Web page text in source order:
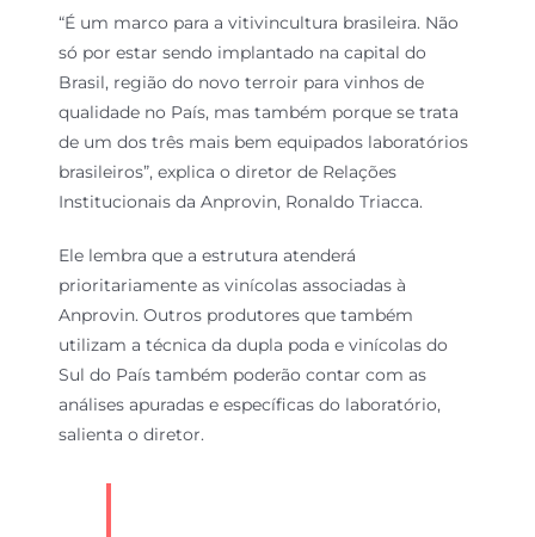
“É um marco para a vitivincultura brasileira. Não
só por estar sendo implantado na capital do
Brasil, região do novo terroir para vinhos de
qualidade no País, mas também porque se trata
de um dos três mais bem equipados laboratórios
brasileiros”, explica o diretor de Relações
Institucionais da Anprovin, Ronaldo Triacca.
Ele lembra que a estrutura atenderá
prioritariamente as vinícolas associadas à
Anprovin. Outros produtores que também
utilizam a técnica da dupla poda e vinícolas do
Sul do País também poderão contar com as
análises apuradas e específicas do laboratório,
salienta o diretor.